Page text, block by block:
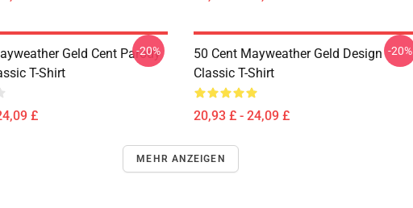
Geld Cent Parody
T-Shirt
£
-20%
50 Cent Mayweather Geld Design
Classic T-Shirt
20,93 £ - 24,09 £
-20%
MEHR ANZEIGEN